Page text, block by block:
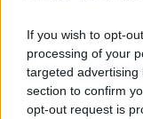
If you wish to opt-
processing of your
targeted
section to confirm
opt-out request is